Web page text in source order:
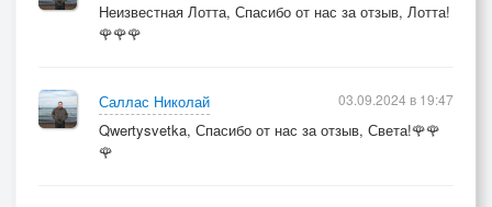
Неизвестная Лотта, Спасибо от нас за отзыв, Лотта!
🌹🌹🌹
Саллас Николай
Qwertysvetka, Спасибо от нас за отзыв, Света!🌹🌹
🌹
03.09.2024 в 19:47